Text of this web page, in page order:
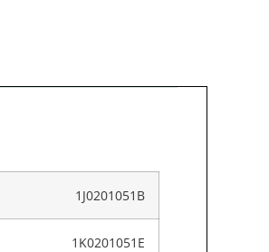
1J0201051B
1K0201051E